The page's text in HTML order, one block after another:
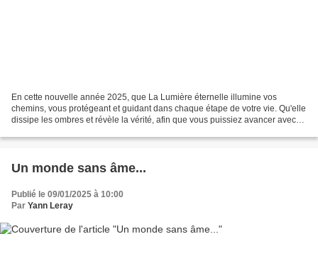
En cette nouvelle année 2025, que La Lumière éternelle illumine vos
chemins, vous protégeant et guidant dans chaque étape de votre vie. Qu'elle
dissipe les ombres et révèle la vérité, afin que vous puissiez avancer avec
Un monde sans âme...
Publié le 09/01/2025 à 10:00
Par Yann Leray